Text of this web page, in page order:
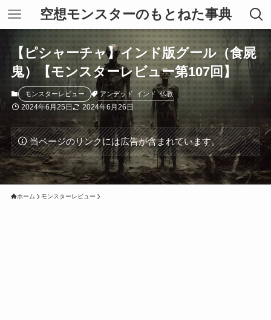
空想モンスターのもとねた事典
【ピシャーチャ】インド版グール（食屍
鬼）【モンスターレビュー第107回】
モンスターレビュー アンデッド インド 仏教
2024年6月25日 2024年6月26日
当ページのリンクには広告が含まれています。
ホーム モンスターレビュー